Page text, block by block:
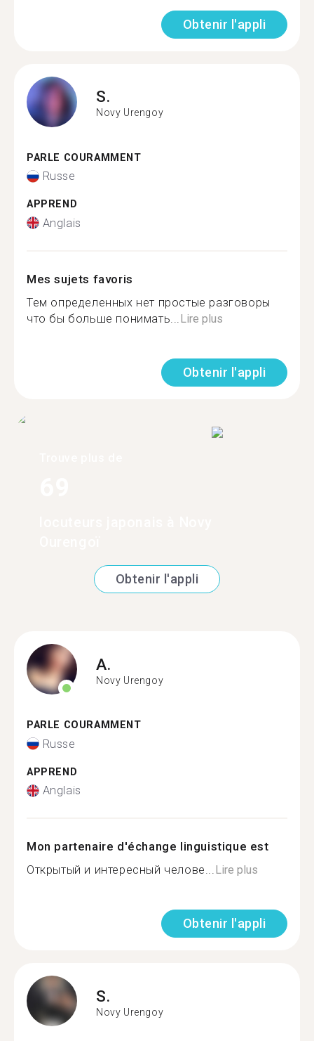
Obtenir l'appli
S.
Novy Urengoy
PARLE COURAMMENT
Russe
APPREND
Anglais
Mes sujets favoris
Тем определенных нет простые разговоры
что бы больше понимать... Lire plus
Obtenir l'appli
Obtenir l'appli
A.
Novy Urengoy
PARLE COURAMMENT
Russe
APPREND
Anglais
Mon partenaire d'échange linguistique est
Открытый и интересный челове...Lire plus
Obtenir l'appli
S.
Novy Urengoy